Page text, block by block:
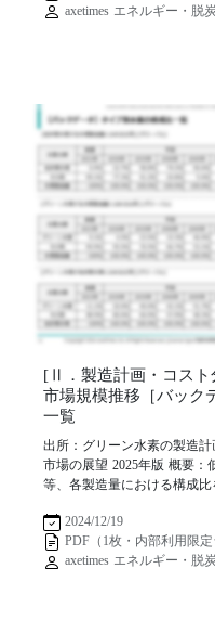
axetimes エネルギー・脱
[Ⅱ．製造計画・コスト
市場規模推移［バック
一覧
出所：グリーン水素の製造
市場の展望 2025年版 概要：
等、各製造量における構成比
2024/12/19
PDF（1枚・内部利用限定
axetimes エネルギー・脱